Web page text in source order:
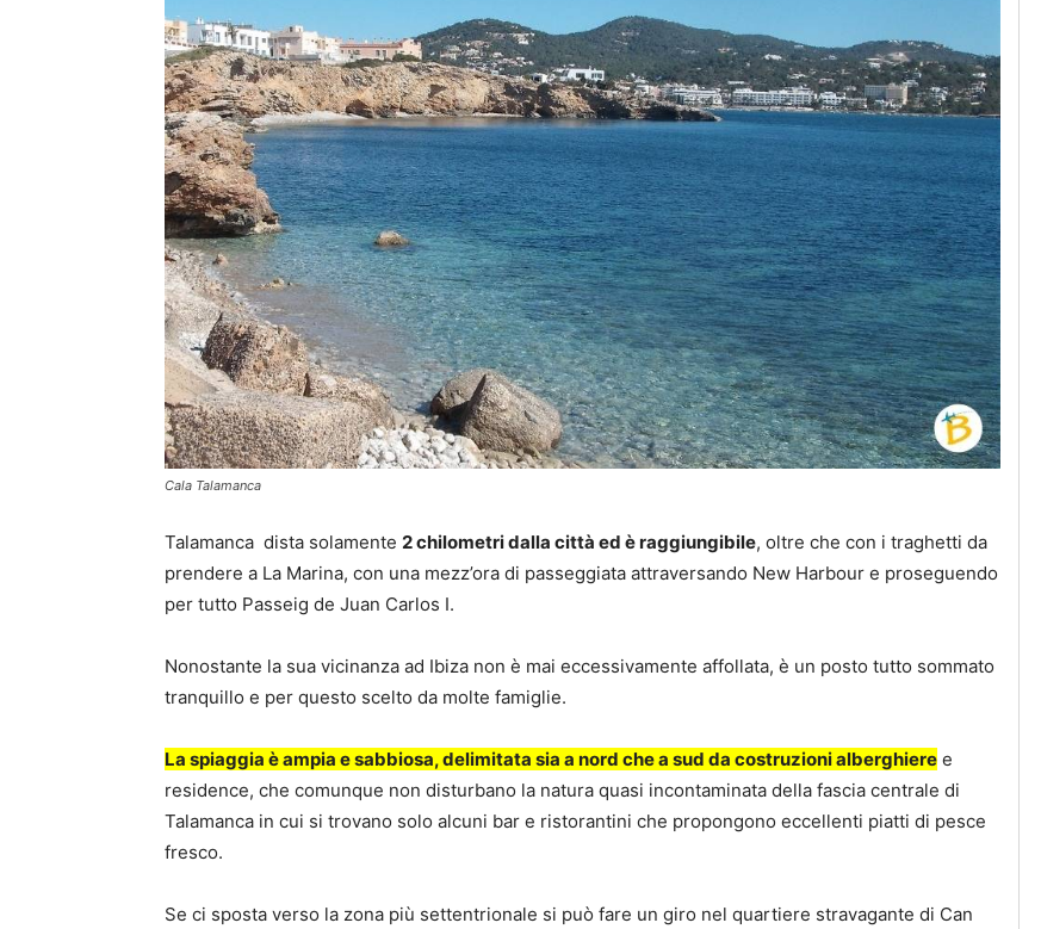
Cala Talamanca
Talamanca dista solamente 2 chilometri dalla città ed è raggiungibile, oltre che con i traghetti da
prendere a La Marina, con una mezz’ora di passeggiata attraversando New Harbour e proseguendo
per tutto Passeig de Juan Carlos I.
Nonostante la sua vicinanza ad Ibiza non è mai eccessivamente affollata, è un posto tutto sommato
tranquillo e per questo scelto da molte famiglie.
La spiaggia è ampia e sabbiosa, delimitata sia a nord che a sud da costruzioni alberghiere e
residence, che comunque non disturbano la natura quasi incontaminata della fascia centrale di
Talamanca in cui si trovano solo alcuni bar e ristorantini che propongono eccellenti piatti di pesce
fresco.
Se ci sposta verso la zona più settentrionale si può fare un giro nel quartiere stravagante di Can